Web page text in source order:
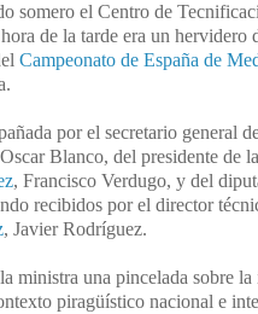
somero el Centro de
de la tarde era un hervidero
Campeonato de España de
por el secretario general
Blanco, del presidente de la
, Francisco Verdugo, y del
recibidos por el director
, Javier Rodríguez.
ministra una pincelada sobre la
piragüístico nacional e